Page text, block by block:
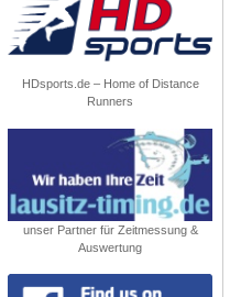
HDsports.de – Home of Distance
Runners
unser Partner für Zeitmessung &
Auswertung